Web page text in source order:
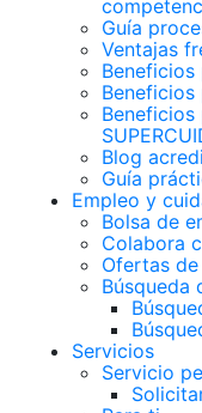
Guía
Ventajas
Beneficios
Blog
Guía
Empleo y
Bolsa de
Colabora
Ofertas
Búsqueda
Servicios
Servicio